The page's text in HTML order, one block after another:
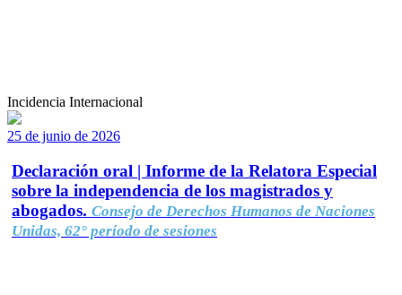
Incidencia Internacional
25 de junio de 2026
Declaración oral | Informe de la Relatora Especial
sobre la independencia de los magistrados y
abogados. Consejo de Derechos Humanos de Naciones
Unidas, 62° período de sesiones